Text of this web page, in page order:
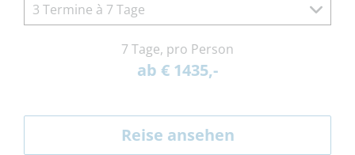
3 Termine à 7 Tage
7 Tage, pro Person
ab € 1435,-
Reise ansehen